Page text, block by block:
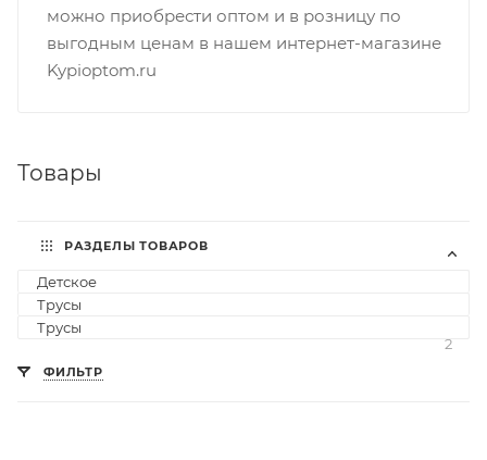
можно приобрести оптом и в розницу по
выгодным ценам в нашем интернет-магазине
Kypioptom.ru
Товары
РАЗДЕЛЫ ТОВАРОВ
Детское
Трусы
Трусы
2
ФИЛЬТР